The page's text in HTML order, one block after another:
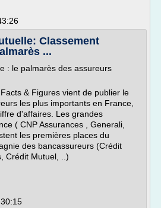
Classement
...
: le palmarès des assureurs
& Figures vient de publier le
les plus importants en France,
d'affaires. Les grandes
( CNP Assurances , Generali,
les premières places du
des bancassureurs (Crédit
Crédit Mutuel, ..)